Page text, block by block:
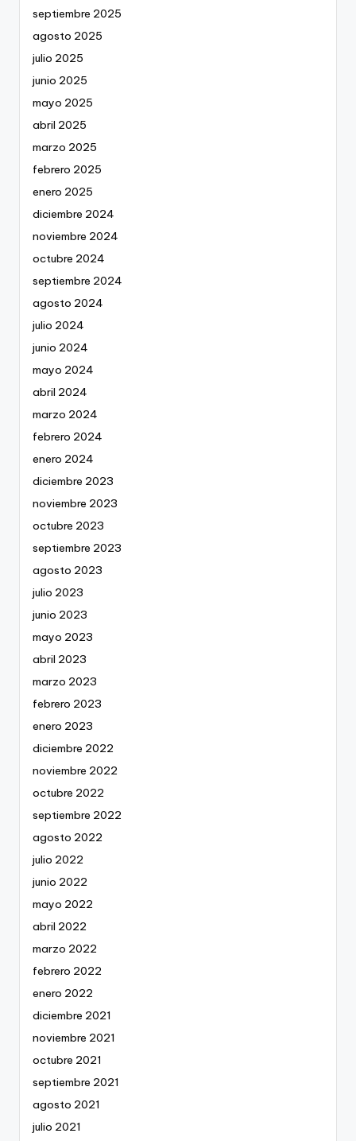
septiembre 2025
agosto 2025
julio 2025
junio 2025
mayo 2025
abril 2025
marzo 2025
febrero 2025
enero 2025
diciembre 2024
noviembre 2024
octubre 2024
septiembre 2024
agosto 2024
julio 2024
junio 2024
mayo 2024
abril 2024
marzo 2024
febrero 2024
enero 2024
diciembre 2023
noviembre 2023
octubre 2023
septiembre 2023
agosto 2023
julio 2023
junio 2023
mayo 2023
abril 2023
marzo 2023
febrero 2023
enero 2023
diciembre 2022
noviembre 2022
octubre 2022
septiembre 2022
agosto 2022
julio 2022
junio 2022
mayo 2022
abril 2022
marzo 2022
febrero 2022
enero 2022
diciembre 2021
noviembre 2021
octubre 2021
septiembre 2021
agosto 2021
julio 2021